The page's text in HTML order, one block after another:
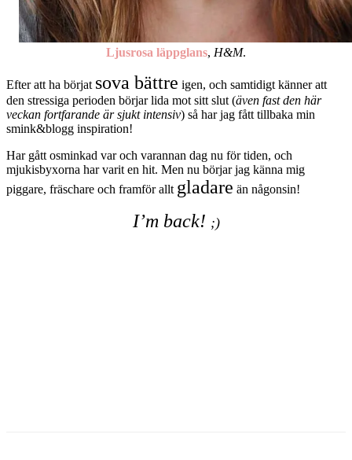
Ljusrosa läppglans, H&M.
Efter att ha börjat sova bättre igen, och samtidigt känner att
den stressiga perioden börjar lida mot sitt slut (även fast den här
veckan fortfarande är sjukt intensiv) så har jag fått tillbaka min
smink&blogg inspiration!
Har gått osminkad var och varannan dag nu för tiden, och
mjukisbyxorna har varit en hit. Men nu börjar jag känna mig
piggare, fräschare och framför allt gladare än någonsin!
I’m back! ;)